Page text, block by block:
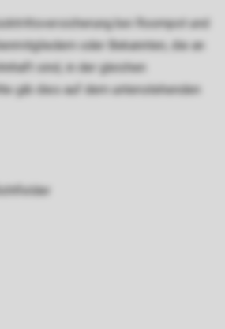
bei Roompot und
oder Bekannten, die an
sind, in der gleichen
gib dies auf dem untenstehenden